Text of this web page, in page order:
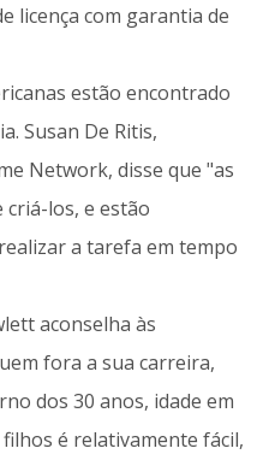
licença com garantia de
estão encontrado
Susan De Ritis,
Network, disse que "as
los, e estão
a tarefa em tempo
aconselha às
fora a sua carreira,
dos 30 anos, idade em
é relativamente fácil,